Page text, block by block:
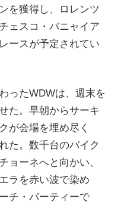
を獲得し、ロレンツ
ェスコ・バニャイア
ースが予定されてい
ったWDWは、週末を
た。早朝からサーキ
が会場を埋め尽く
た。数千台のバイク
ョーネへと向かい、
ラを赤い波で染め
チ・パーティーで